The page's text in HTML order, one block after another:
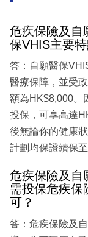
危疾保險及自
保VHIS主要
答：自願醫保
醫療保障，並受
額為HK$8,000。
投保，可享高達
後無論你的健康
計劃均保證續保
危疾保險及自
需投保危疾保
可？
答：危疾保險及